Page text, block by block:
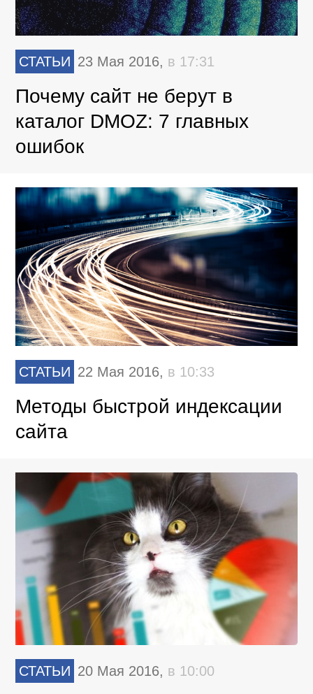
СТАТЬИ 23 Мая 2016, в 17:31
Почему сайт не берут в
каталог DMOZ: 7 главных
ошибок
СТАТЬИ 22 Мая 2016, в 10:33
Методы быстрой индексации
сайта
СТАТЬИ 20 Мая 2016, в 10:00